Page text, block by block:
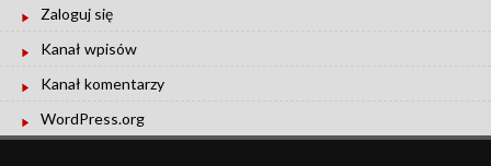
Zaloguj się
Kanał wpisów
Kanał komentarzy
WordPress.org